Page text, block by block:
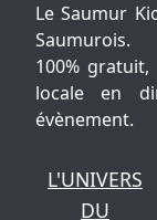
Le Saumur
Saumurois.
100%
locale en
évènement.
L'UNIVERS
DU